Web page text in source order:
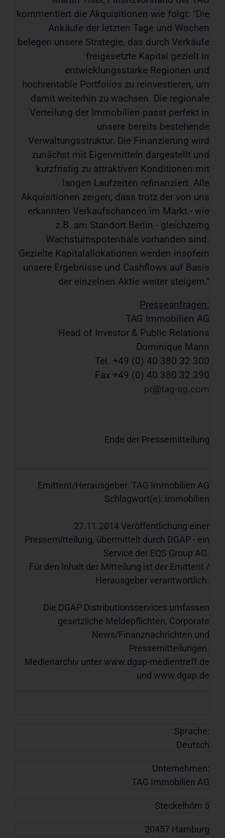
kommentiert die Akquisitionen wie folgt: "Die
Ankäufe der letzten Tage und Wochen
belegen unsere Strategie, das durch Verkäufe
freigesetzte Kapital gezielt in
entwicklungsstarke Regionen und
hochrentable Portfolios zu reinvestieren, um
damit weiterhin zu wachsen. Die regionale
Verteilung der Immobilien passt perfekt in
unsere bereits bestehende
Verwaltungsstruktur. Die Finanzierung wird
zunächst mit Eigenmitteln dargestellt und
kurzfristig zu attraktiven Konditionen mit
langen Laufzeiten refinanziert. Alle
Akquisitionen zeigen, dass trotz der von uns
erkannten Verkaufschancen im Markt - wie
z.B. am Standort Berlin - gleichzeitig
Wachstumspotentiale vorhanden sind.
Gezielte Kapitalallokationen werden insofern
unsere Ergebnisse und Cashflows auf Basis
der einzelnen Aktie weiter steigern."
Presseanfragen:
TAG Immobilien AG
Head of Investor & Public Relations
Dominique Mann
Tel. +49 (0) 40 380 32 300
Fax +49 (0) 40 380 32 390
pr
tag-ag com
Ende der Pressemitteilung
Emittent/Herausgeber: TAG Immobilien AG
Schlagwort(e): Immobilien
27.11.2014 Veröffentlichung einer
Pressemitteilung, übermittelt durch DGAP - ein
Service der EQS Group AG.
Für den Inhalt der Mitteilung ist der Emittent /
Herausgeber verantwortlich.
Die DGAP Distributionsservices umfassen
gesetzliche Meldepflichten, Corporate
News/Finanznachrichten und
Pressemitteilungen.
Medienarchiv unterwww.dgap-medientreff.de
und www.dgap.de
Sprache:
Deutsch
Unternehmen:
TAG Immobilien AG
Steckelhörn 5
20457 Hamburg